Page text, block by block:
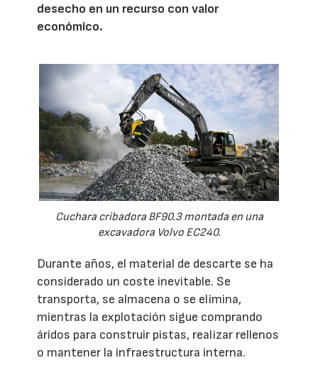
desecho en un recurso con valor
económico.
Cuchara cribadora BF90.3 montada en una
excavadora Volvo EC240.
Durante años, el material de descarte se ha
considerado un coste inevitable. Se
transporta, se almacena o se elimina,
mientras la explotación sigue comprando
áridos para construir pistas, realizar rellenos
o mantener la infraestructura interna.